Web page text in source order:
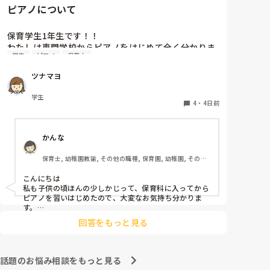
ピアノについて
保育学生1年生です！！
わたしは専門学校からピアノをはじめて全く分かりま
せん…
まいち家でも練習する気になりません…ピアノ弾け無
さすぎて友達にもこんな苦戦してる人はじめて見たと
言われる始末です🥲︎
保育士になって弾かなきゃいけないと考えるだけでゾ
ピアノ苦手な方いますか、？後先のことを考えるとと
ても不安です、
学生 ピアノ 保育士
ツナマヨ
学生
4 ・ 4日前
かんな
保育士, 幼稚園教諭, その他の職種, 保育園, 幼稚園, その他
こんにちは
私も子供の頃ほんの少しかじって、保育科に入ってから
ピアノを習いはじめたので、大変なお気持ち分かりま
す。
昔ほどのピアノの技量を求められない園が増えていると
ピアノは練習あるのみだと思うので、無理なくがんばっ
てくださいね！
回答をもっと見る
話題のお悩み相談をもっと見る